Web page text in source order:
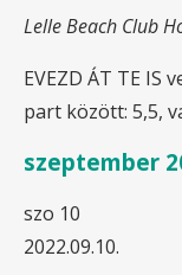
Lelle Beach Club
EVEZD ÁT TE IS
part között: 5,5,
szeptember
szo 10
2022.09.10.